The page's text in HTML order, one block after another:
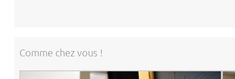
Comme chez vous !